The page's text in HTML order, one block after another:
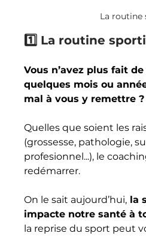
La routine
1️⃣ La routine
Vous n’avez plus fait
quelques mois ou
mal à vous y remettre ?
Quelles que soient les
(grossesse, pathologie,
profesionnel...), le
redémarrer.
On le sait aujourd’hui, la
impacte notre santé à
la reprise du sport peut